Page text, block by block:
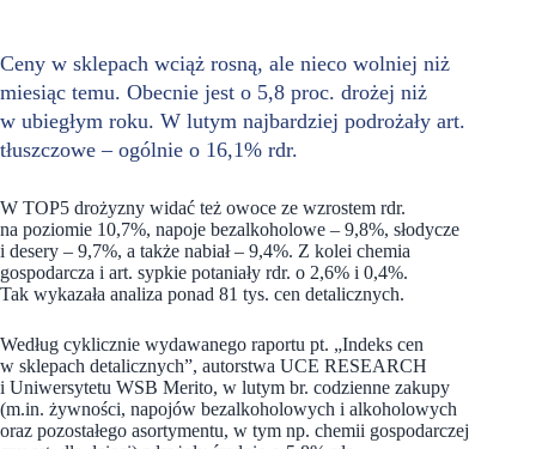
Ceny w sklepach wciąż rosną, ale nieco wolniej niż
miesiąc temu. Obecnie jest o 5,8 proc. drożej niż
w ubiegłym roku. W lutym najbardziej podrożały art.
tłuszczowe – ogólnie o 16,1% rdr.
W TOP5 drożyzny widać też owoce ze wzrostem rdr.
na poziomie 10,7%, napoje bezalkoholowe – 9,8%, słodycze
i desery – 9,7%, a także nabiał – 9,4%. Z kolei chemia
gospodarcza i art. sypkie potaniały rdr. o 2,6% i 0,4%.
Tak wykazała analiza ponad 81 tys. cen detalicznych.
Według cyklicznie wydawanego raportu pt. „Indeks cen
w sklepach detalicznych”, autorstwa UCE RESEARCH
i Uniwersytetu WSB Merito, w lutym br. codzienne zakupy
(m.in. żywności, napojów bezalkoholowych i alkoholowych
oraz pozostałego asortymentu, w tym np. chemii gospodarczej